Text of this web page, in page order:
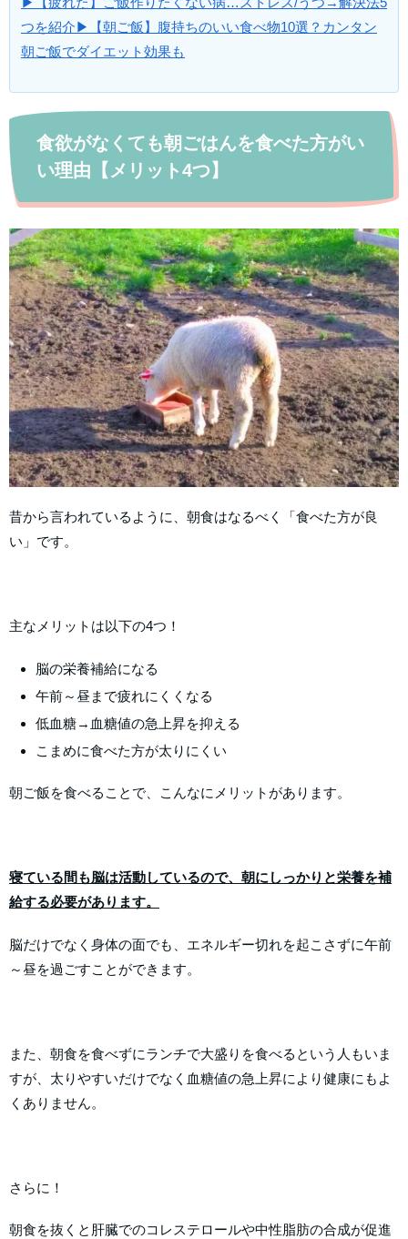
つを紹介▶【朝ご飯】腹持ちのいい食べ物10選？カンタン
朝ご飯でダイエット効果も
食欲がなくても朝ごはんを食べた方がい
い理由【メリット4つ】
昔から言われているように、朝食はなるべく「食べた方が良
い」です。
主なメリットは以下の4つ！
脳の栄養補給になる
午前～昼まで疲れにくくなる
低血糖→血糖値の急上昇を抑える
こまめに食べた方が太りにくい
朝ご飯を食べることで、こんなにメリットがあります。
寝ている間も脳は活動しているので、朝にしっかりと栄養を補
給する必要があります。
脳だけでなく身体の面でも、エネルギー切れを起こさずに午前
～昼を過ごすことができます。
また、朝食を食べずにランチで大盛りを食べるという人もいま
すが、太りやすいだけでなく血糖値の急上昇により健康にもよ
くありません。
さらに！
朝食を抜くと肝臓でのコレステロールや中性脂肪の合成が促進